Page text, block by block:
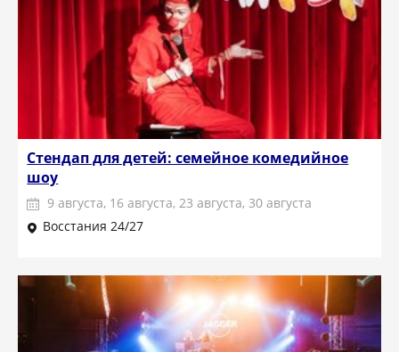
Стендап для детей: семейное комедийное
шоу
9 августа, 16 августа, 23 августа, 30 августа
Восстания 24/27